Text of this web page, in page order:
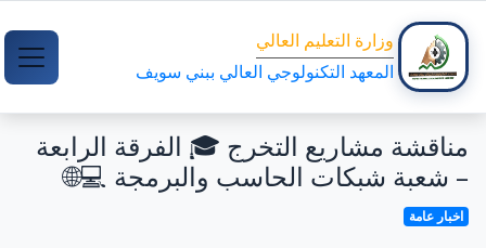
وزارة التعليم العالي
المعهد التكنولوجي العالي ببني سويف
مناقشة مشاريع التخرج 🎓 الفرقة الرابعة
– شعبة شبكات الحاسب والبرمجة 💻🌐
اخبار عامة